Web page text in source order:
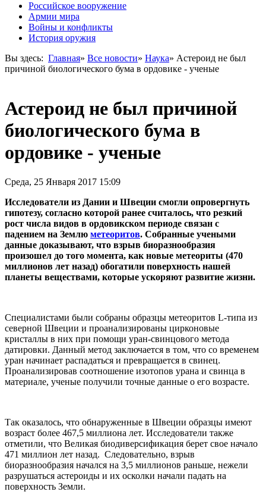
Российское вооружение
Армии мира
Войны и конфликты
История оружия
Вы здесь: Главная» Все новости» Наука» Астероид не был
причиной биологического бума в ордовике - ученые
Астероид не был причиной
биологического бума в
ордовике - ученые
Среда, 25 Января 2017 15:09
Исследователи из Дании и Швеции смогли опровергнуть
гипотезу, согласно которой ранее считалось, что резкий
рост числа видов в ордовикском периоде связан с
падением на Землю метеоритов. Собранные учеными
данные доказывают, что взрыв биоразнообразия
произошел до того момента, как новые метеориты (470
миллионов лет назад) обогатили поверхность нашей
планеты веществами, которые ускоряют развитие жизни.
Специалистами были собраны образцы метеоритов L-типа из
северной Швеции и проанализированы цирконовые
кристаллы в них при помощи уран-свинцового метода
датировки. Данный метод заключается в том, что со временем
уран начинает распадаться и превращается в свинец.
Проанализировав соотношение изотопов урана и свинца в
материале, ученые получили точные данные о его возрасте.
Так оказалось, что обнаруженные в Швеции образцы имеют
возраст более 467,5 миллиона лет. Исследователи также
отметили, что Великая биодиверсификация берет свое начало
471 миллион лет назад. Следовательно, взрыв
биоразнообразия начался на 3,5 миллионов раньше, нежели
разрушаться астероиды и их осколки начали падать на
поверхность Земли.